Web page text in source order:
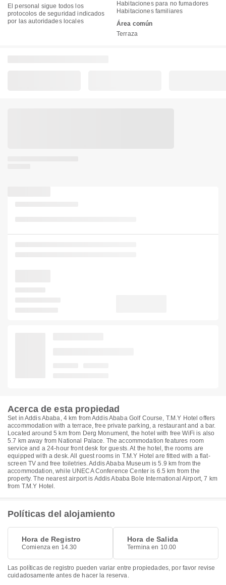
El personal sigue todos los
protocolos de seguridad indicados
por las autoridades locales
Habitaciones para no fumadores
Habitaciones familiares
Área común
Terraza
Acerca de esta propiedad
Set in Addis Ababa, 4 km from Addis Ababa Golf Course, T.M.Y Hotel offers
accommodation with a terrace, free private parking, a restaurant and a bar.
Located around 5 km from Derg Monument, the hotel with free WiFi is also
5.7 km away from National Palace. The accommodation features room
service and a 24-hour front desk for guests. At the hotel, the rooms are
equipped with a desk. All guest rooms in T.M.Y Hotel are fitted with a flat-
screen TV and free toiletries. Addis Ababa Museum is 5.9 km from the
accommodation, while UNECA Conference Center is 6.5 km from the
property. The nearest airport is Addis Ababa Bole International Airport, 7 km
from T.M.Y Hotel.
Políticas del alojamiento
Hora de Registro
Comienza en 14.30
Hora de Salida
Termina en 10.00
Las políticas de registro pueden variar entre propiedades, por favor revise
cuidadosamente antes de hacer la reserva.